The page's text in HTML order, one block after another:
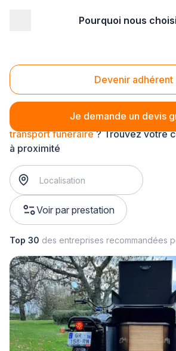
Pourquoi nous
Devenir adhérent
Je demande un devis
Transport funéraire
transport funéraire? Trouvez votre
à proximité
Voir par prestation
Top 30 des entreprises recommandées